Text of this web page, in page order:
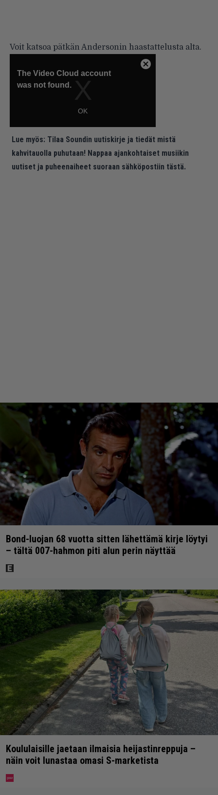
Voit katsoa pätkän Andersonin haastattelusta alta.
Lue myös: Tilaa Soundin uutiskirje ja tiedät mistä
kahvitauolla puhutaan! Nappaa ajankohtaiset musiikin
uutiset ja puheenaiheet suoraan sähköpostiin tästä.
Bond-luojan 68 vuotta sitten lähettämä kirje löytyi
– tältä 007-hahmon piti alun perin näyttää
Koululaisille jaetaan ilmaisia heijastinreppuja –
näin voit lunastaa omasi S-marketista